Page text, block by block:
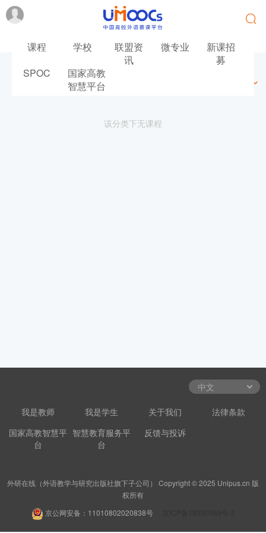
课程 学校
联盟资
讯
微专业
新课招
募
SPOC
国家高教
智慧平台
该分类下无课程
我是教师 我是学生 关于我们
法律条款
国家高教智慧平
台
智慧教育服务平
台
反馈与投诉
外研在线（外语教学与研究出版社旗下子公司） Copyright © 2025 Unipus.cn 版
权所有
京公网安备：11010802020838号